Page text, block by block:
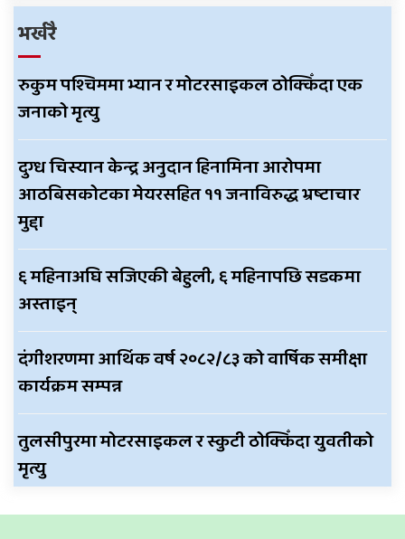
भर्खरै
रुकुम पश्चिममा भ्यान र मोटरसाइकल ठोक्किँदा एक
जनाको मृत्यु
दुग्ध चिस्यान केन्द्र अनुदान हिनामिना आरोपमा
आठबिसकोटका मेयरसहित ११ जनाविरुद्ध भ्रष्टाचार
मुद्दा
६ महिनाअघि सजिएकी बेहुली, ६ महिनापछि सडकमा
अस्ताइन्
दंगीशरणमा आर्थिक वर्ष २०८२/८३ को वार्षिक समीक्षा
कार्यक्रम सम्पन्न
तुलसीपुरमा मोटरसाइकल र स्कुटी ठोक्किँदा युवतीको
मृत्यु